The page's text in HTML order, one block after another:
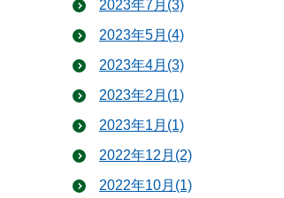
2023年7月(3)
2023年5月(4)
2023年4月(3)
2023年2月(1)
2023年1月(1)
2022年12月(2)
2022年10月(1)